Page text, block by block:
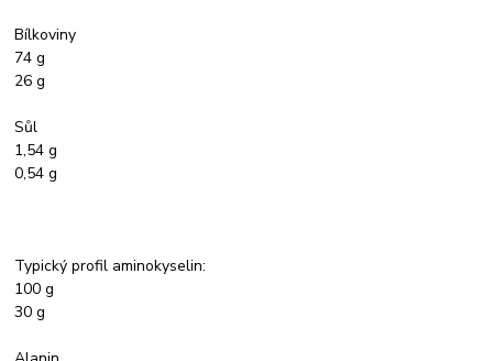
Bílkoviny
74 g
26 g
Sůl
1,54 g
0,54 g
Typický profil aminokyselin:
100 g
30 g